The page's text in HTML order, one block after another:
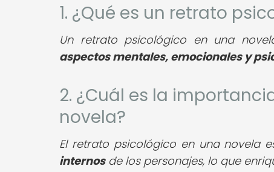
1. ¿Qué es un retrato
Un retrato psicológico en una
aspectos mentales, emocionales y
2. ¿Cuál es la
novela?
El retrato psicológico en una novela
internosde los personajes, lo que